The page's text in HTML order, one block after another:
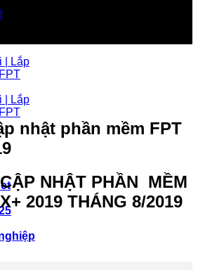
nhật phần mềm FPT
NHẬT PHẦN MỀM
2019 THÁNG 8/2019